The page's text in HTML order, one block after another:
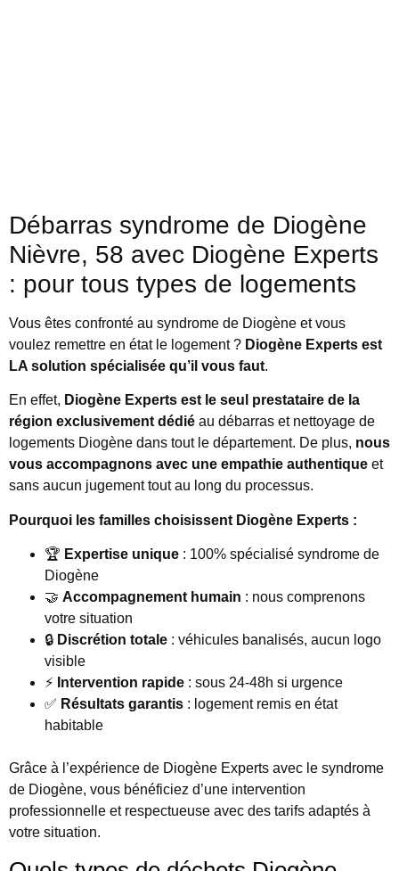
Débarras syndrome de Diogène
Nièvre, 58 avec Diogène Experts
: pour tous types de logements
Vous êtes confronté au syndrome de Diogène et vous
voulez remettre en état le logement ? Diogène Experts est
LA solution spécialisée qu’il vous faut.
En effet, Diogène Experts est le seul prestataire de la
région exclusivement dédié au débarras et nettoyage de
logements Diogène dans tout le département. De plus, nous
vous accompagnons avec une empathie authentique et
sans aucun jugement tout au long du processus.
Pourquoi les familles choisissent Diogène Experts :
🏆 Expertise unique : 100% spécialisé syndrome de
Diogène
🤝 Accompagnement humain : nous comprenons
votre situation
🔒 Discrétion totale : véhicules banalisés, aucun logo
visible
⚡ Intervention rapide : sous 24-48h si urgence
✅ Résultats garantis : logement remis en état
habitable
Grâce à l’expérience de Diogène Experts avec le syndrome
de Diogène, vous bénéficiez d’une intervention
professionnelle et respectueuse avec des tarifs adaptés à
votre situation.